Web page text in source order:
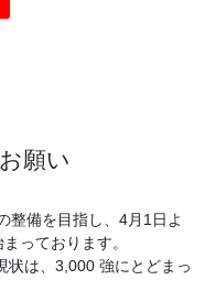
願い
整備を目指し、4月1日よ
っております。
状は、3,000 強にとどまっ